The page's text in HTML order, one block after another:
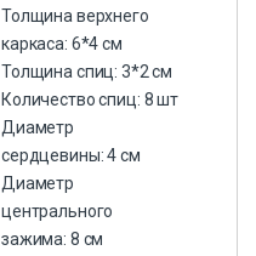
Толщина верхнего
каркаса: 6*4 см
Толщина спиц: 3*2 см
Количество спиц: 8 шт
Диаметр
сердцевины: 4 см
Диаметр
центрального
зажима: 8 см